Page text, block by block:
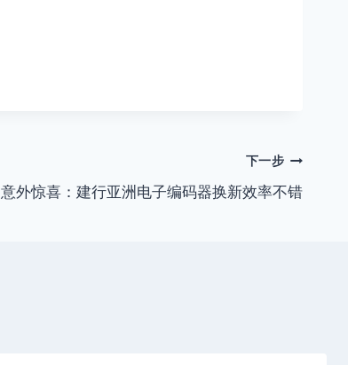
下一步
意外惊喜：建行亚洲电子编码器换新效率不错